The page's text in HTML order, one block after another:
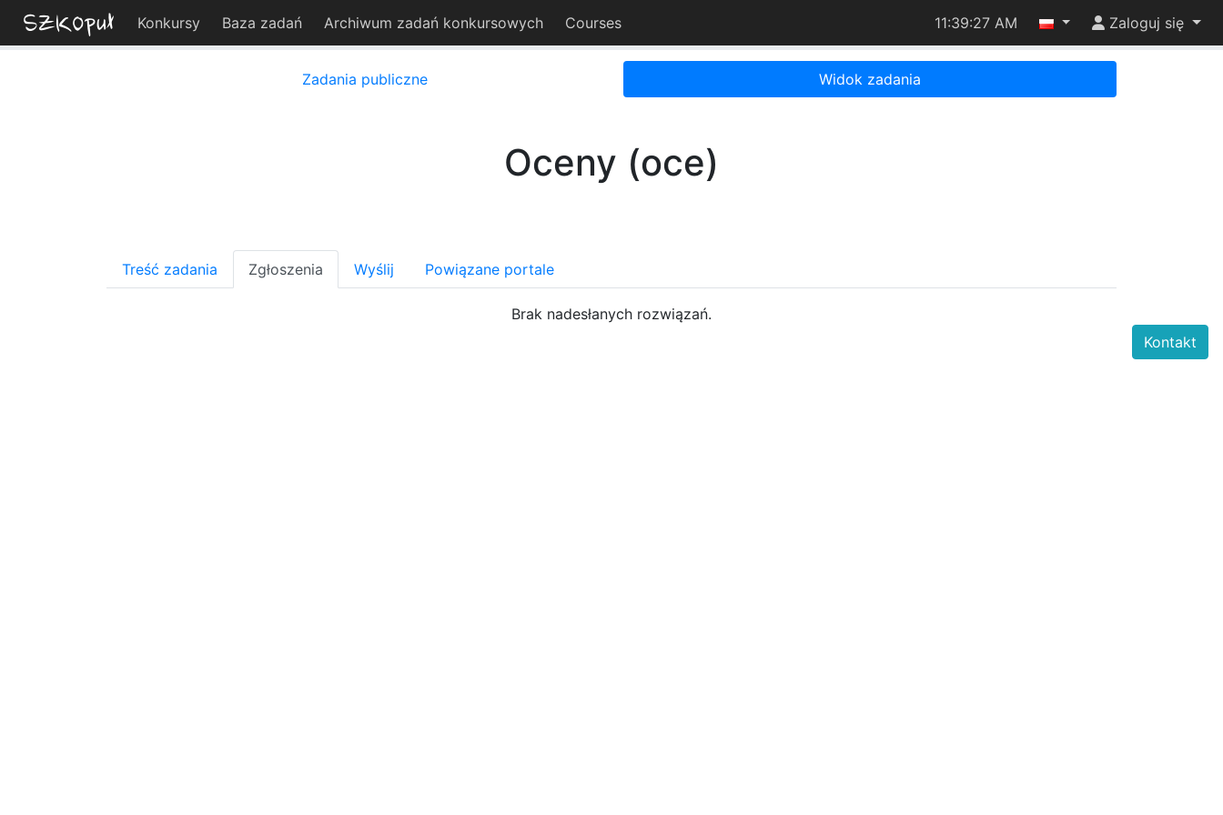
Konkursy Baza zadań Archiwum zadań konkursowych Courses 11:39:27 AM Zaloguj się
Zadania publiczne Widok zadania
Oceny (oce)
Treść zadania Zgłoszenia Wyślij Powiązane portale
Brak nadesłanych rozwiązań.
Kontakt